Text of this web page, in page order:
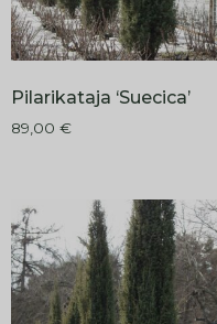
Pilarikataja ‘Suecica’
89,00 €